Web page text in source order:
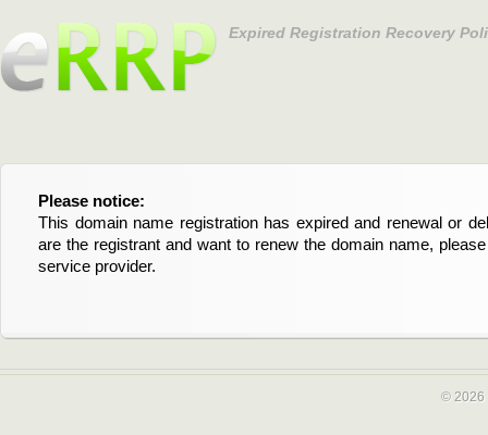
Expired Registration Recovery
Please notice:
This domain name registration has expired and renewal or
are the registrant and want to renew the domain name,
service provider.
Bitte beachten Sie:
Diese Domainregistrierung ist abgelaufen und die
Domain stehen an. Wenn Sie der Registrant sind und
verlängern möchten, kontaktieren Sie bitte Ihren Service-
© 2026